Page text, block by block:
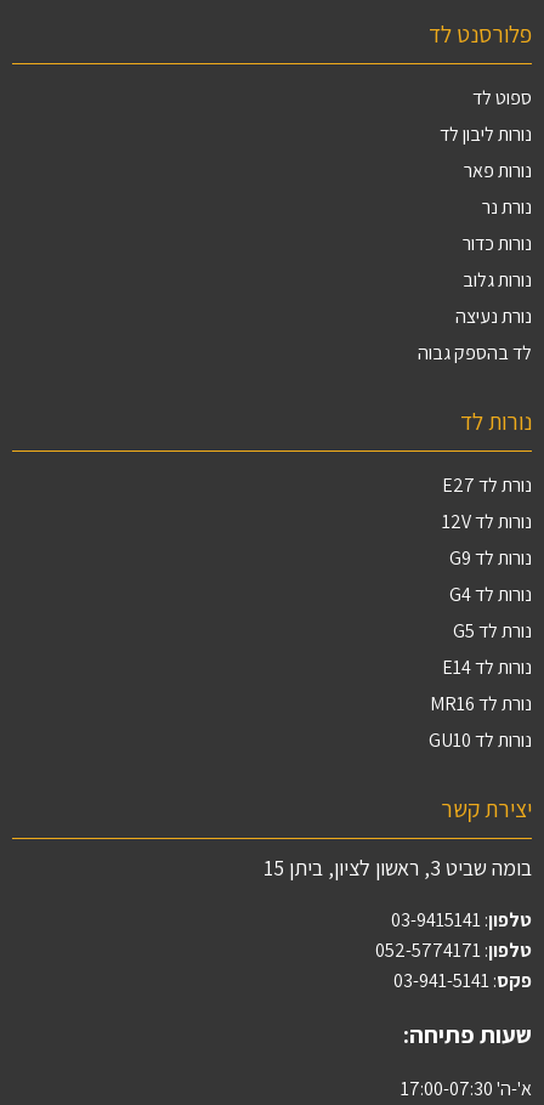
פלורסנט לד
ספוט לד
נורות ליבון לד
נורות פאר
נורת נר
נורות כדור
נורות גלוב
נורת נעיצה
לד בהספק גבוה
נורות לד
נורת לד E27
נורות לד 12V
נורות לד G9
נורות לד G4
נורת לד G5
נורות לד E14
נורת לד MR16
נורות לד GU10
יצירת קשר
בומה שביט 3, ראשון לציון, ביתן 15
טלפון:
03-9415141
טלפון: 052-5774171
פקס: 03-941-5141
שעות פתיחה:
א'-ה' 17:00-07:30